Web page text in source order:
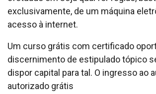
exclusivamente, de um máquina
acesso à internet.
Um curso grátis com certificado
discernimento de estipulado tópico
dispor capital para tal. O ingresso ao
autorizado grátis